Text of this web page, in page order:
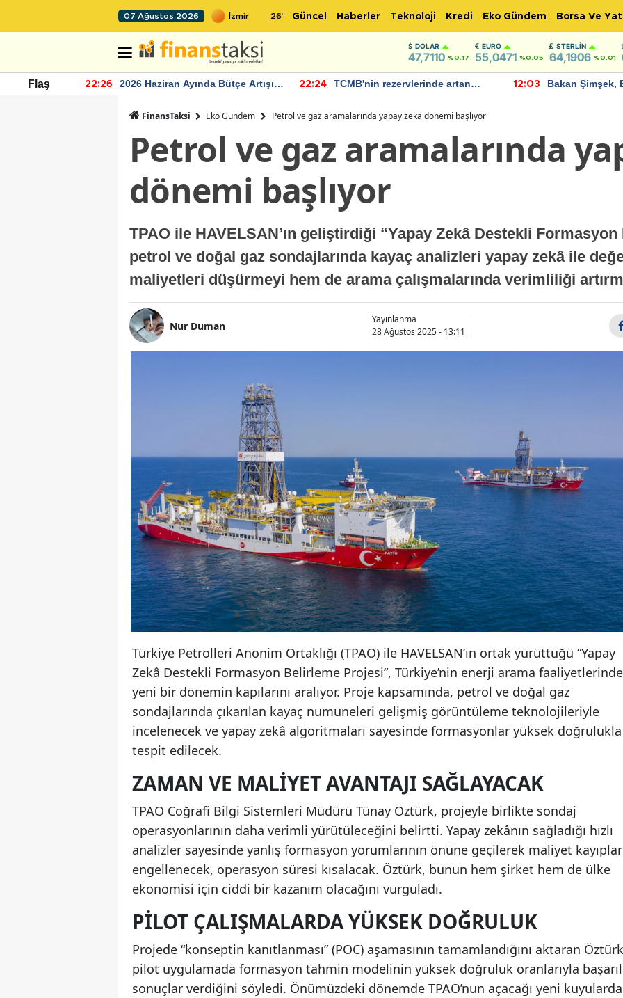
07 Ağustos 2026 26° Güncel Haberler Teknoloji Kredi Eko Gündem Borsa Ve
DOLAR
47,7110 %0.17
EURO
55,0471 %0.05
STERLIN
64,1906 %0.01
Flaş 22:26
2026 Haziran Ayında Bütçe Artışı
22:24
TCMB'nin rezervlerinde artan
12:03
Bakan Şimşek,
FinansTaksi Eko Gündem Petrol ve gaz aramalarında yapay zeka dönemi başlıyor
Petrol ve gaz aramalarında
dönemi başlıyor
TPAO ile HAVELSAN’ın geliştirdiği “Yapay Zekâ Destekli
petrol ve doğal gaz sondajlarında kayaç analizleri yapay zekâ ile
maliyetleri düşürmeyi hem de arama çalışmalarında verimliliği
Nur Duman
Yayınlanma
28 Ağustos 2025 - 13:11
Türkiye Petrolleri Anonim Ortaklığı (TPAO) ile HAVELSAN’ın ortak yürüttüğü “Yapay
Zekâ Destekli Formasyon Belirleme Projesi”, Türkiye’nin enerji arama faaliyetlerinde
yeni bir dönemin kapılarını aralıyor. Proje kapsamında, petrol ve doğal gaz
sondajlarında çıkarılan kayaç numuneleri gelişmiş görüntüleme teknolojileriyle
incelenecek ve yapay zekâ algoritmaları sayesinde formasyonlar yüksek doğrulukla
tespit edilecek.
ZAMAN VE MALIYET AVANTAJI SAĞLAYACAK
TPAO Coğrafi Bilgi Sistemleri Müdürü Tünay Öztürk, projeyle birlikte sondaj
operasyonlarının daha verimli yürütüleceğini belirtti. Yapay zekânın sağladığı hızlı
analizler sayesinde yanlış formasyon yorumlarının önüne geçilerek maliyet
engellenecek, operasyon süresi kısalacak. Öztürk, bunun hem şirket hem de ülke
ekonomisi için ciddi bir kazanım olacağını vurguladı.
PILOT ÇALIŞMALARDA YÜKSEK DOĞRULUK
Projede “konseptin kanıtlanması” (POC) aşamasının tamamlandığını aktaran
pilot uygulamada formasyon tahmin modelinin yüksek doğruluk oranlarıyla
sonuçlar verdiğini söyledi. Önümüzdeki dönemde TPAO’nun açacağı yeni kuyularda